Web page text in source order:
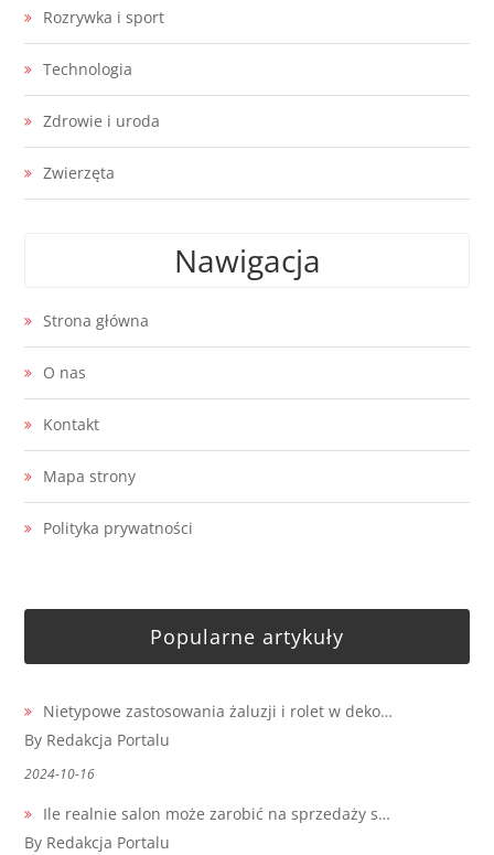
Rozrywka i sport
Technologia
Zdrowie i uroda
Zwierzęta
Nawigacja
Strona główna
O nas
Kontakt
Mapa strony
Polityka prywatności
Popularne artykuły
Nietypowe zastosowania żaluzji i rolet w deko…
By Redakcja Portalu
2024-10-16
Ile realnie salon może zarobić na sprzedaży s…
By Redakcja Portalu